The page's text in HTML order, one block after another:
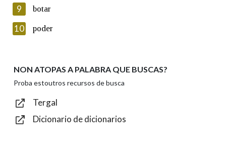
Introduce o código que aparece na imaxe:
Texto de verificación
9 botar
10 poder
NON ATOPAS A PALABRA QUE BUSCAS?
Proba estoutros recursos de busca
Tergal
Dicionario de dicionarios